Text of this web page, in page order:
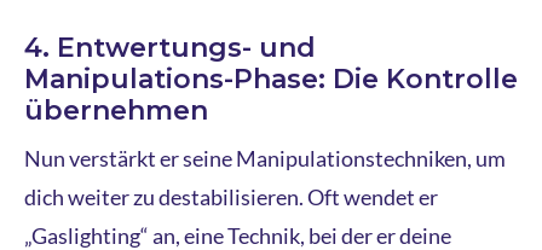
4. Entwertungs- und
Manipulations-Phase: Die Kontrolle
übernehmen
Nun verstärkt er seine Manipulationstechniken, um
dich weiter zu destabilisieren. Oft wendet er
„Gaslighting“ an, eine Technik, bei der er deine